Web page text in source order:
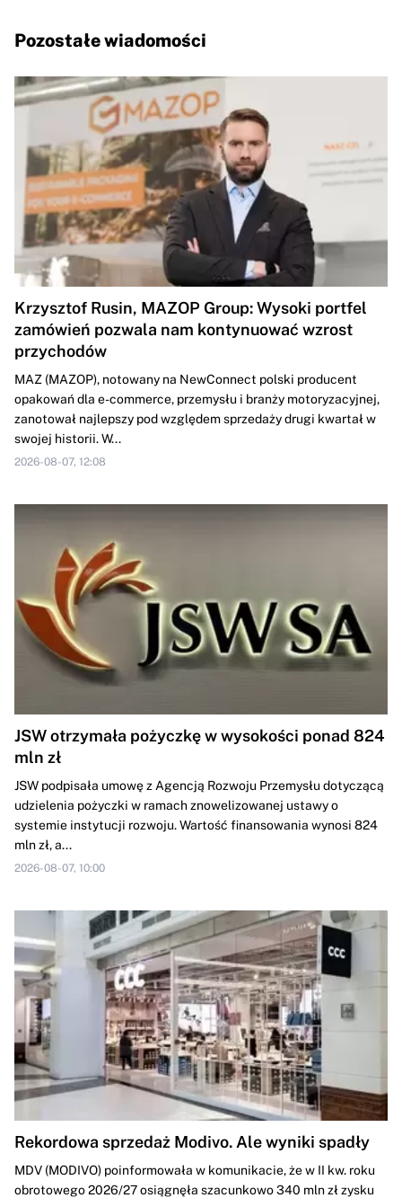
Pozostałe wiadomości
Krzysztof Rusin, MAZOP Group: Wysoki portfel
zamówień pozwala nam kontynuować wzrost
przychodów
MAZ (MAZOP), notowany na NewConnect polski producent
opakowań dla e-commerce, przemysłu i branży motoryzacyjnej,
zanotował najlepszy pod względem sprzedaży drugi kwartał w
swojej historii. W...
2026-08-07, 12:08
JSW otrzymała pożyczkę w wysokości ponad 824
mln zł
JSW podpisała umowę z Agencją Rozwoju Przemysłu dotyczącą
udzielenia pożyczki w ramach znowelizowanej ustawy o
systemie instytucji rozwoju. Wartość finansowania wynosi 824
mln zł, a...
2026-08-07, 10:00
Rekordowa sprzedaż Modivo. Ale wyniki spadły
MDV (MODIVO) poinformowała w komunikacie, że w II kw. roku
obrotowego 2026/27 osiągnęła szacunkowo 340 mln zł zysku